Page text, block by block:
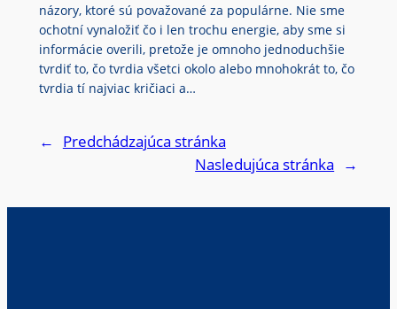
názory, ktoré sú považované za populárne. Nie sme
ochotní vynaložiť čo i len trochu energie, aby sme si
informácie overili, pretože je omnoho jednoduchšie
tvrdiť to, čo tvrdia všetci okolo alebo mnohokrát to, čo
tvrdia tí najviac kričiaci a…
←
Predchádzajúca stránka
Nasledujúca stránka
→